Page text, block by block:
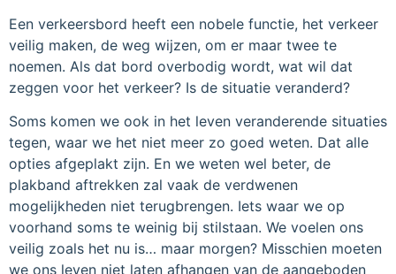
Een verkeersbord heeft een nobele functie, het verkeer
veilig maken, de weg wijzen, om er maar twee te
noemen. Als dat bord overbodig wordt, wat wil dat
zeggen voor het verkeer? Is de situatie veranderd?
Soms komen we ook in het leven veranderende situaties
tegen, waar we het niet meer zo goed weten. Dat alle
opties afgeplakt zijn. En we weten wel beter, de
plakband aftrekken zal vaak de verdwenen
mogelijkheden niet terugbrengen. Iets waar we op
voorhand soms te weinig bij stilstaan. We voelen ons
veilig zoals het nu is… maar morgen? Misschien moeten
we ons leven niet laten afhangen van de aangeboden